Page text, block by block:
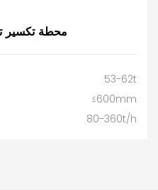
محطة تكسير
53-62t
≤600mm
80-360t/h